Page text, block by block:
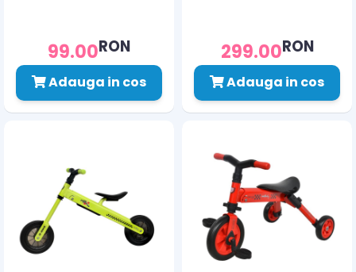
99.00RON
Adauga in cos
299.00RON
Adauga in cos